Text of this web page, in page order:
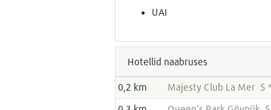
UAI
Hotellid naabruses
0,2 km
Majesty Club La Mer 5